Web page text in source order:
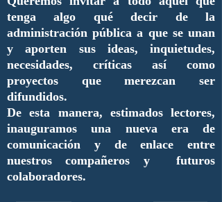
tenga algo qué decir de la
administración pública a que se unan
y aporten sus ideas, inquietudes,
necesidades, críticas así como
proyectos que merezcan ser
difundidos.
De esta manera, estimados lectores,
inauguramos una nueva era de
comunicación y de enlace entre
nuestros compañeros y futuros
colaboradores.